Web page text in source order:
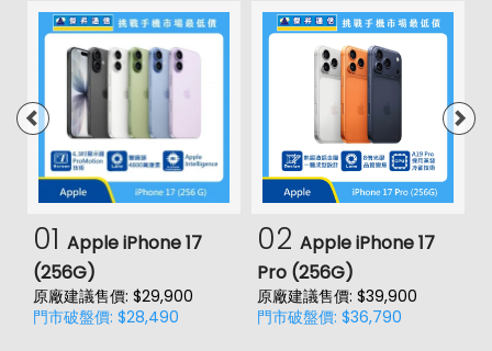
01 Apple iPhone 17
(256G)
原廠建議售價: $29,900
門市破盤價: $28,490
02 Apple iPhone 17
Pro (256G)
原廠建議售價: $39,900
門市破盤價: $36,790